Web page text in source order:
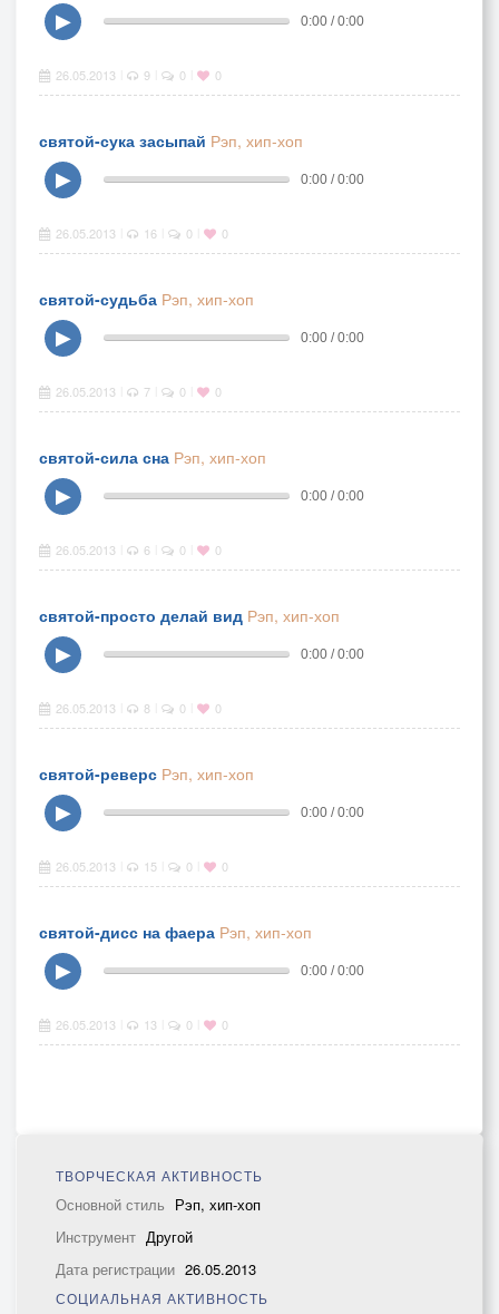
▶
0:00 / 0:00
26.05.2013 9 0 0
святой-сука засыпай Рэп, хип-хоп
▶
0:00 / 0:00
26.05.2013 16 0 0
святой-судьба Рэп, хип-хоп
▶
0:00 / 0:00
26.05.2013 7 0 0
святой-сила сна Рэп, хип-хоп
▶
0:00 / 0:00
26.05.2013 6 0 0
святой-просто делай вид Рэп, хип-хоп
▶
0:00 / 0:00
26.05.2013 8 0 0
святой-реверс Рэп, хип-хоп
▶
0:00 / 0:00
26.05.2013 15 0 0
святой-дисс на фаера Рэп, хип-хоп
▶
0:00 / 0:00
26.05.2013 13 0 0
ТВОРЧЕСКАЯ АКТИВНОСТЬ
Основной стиль Рэп, хип-хоп
Инструмент Другой
Дата регистрации 26.05.2013
СОЦИАЛЬНАЯ АКТИВНОСТЬ